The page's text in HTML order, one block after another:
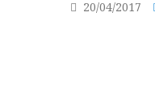
20/04/2017